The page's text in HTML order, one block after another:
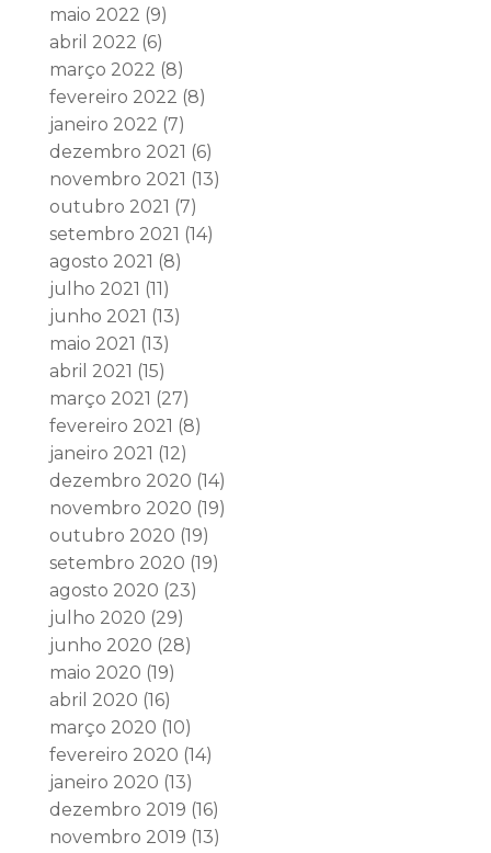
maio 2022 (9)
abril 2022 (6)
março 2022 (8)
fevereiro 2022 (8)
janeiro 2022 (7)
dezembro 2021 (6)
novembro 2021 (13)
outubro 2021 (7)
setembro 2021 (14)
agosto 2021 (8)
julho 2021 (11)
junho 2021 (13)
maio 2021 (13)
abril 2021 (15)
março 2021 (27)
fevereiro 2021 (8)
janeiro 2021 (12)
dezembro 2020 (14)
novembro 2020 (19)
outubro 2020 (19)
setembro 2020 (19)
agosto 2020 (23)
julho 2020 (29)
junho 2020 (28)
maio 2020 (19)
abril 2020 (16)
março 2020 (10)
fevereiro 2020 (14)
janeiro 2020 (13)
dezembro 2019 (16)
novembro 2019 (13)